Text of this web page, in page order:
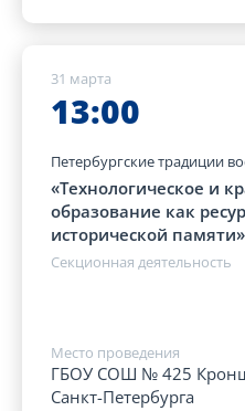
31 марта
13:00
Петербургские традиции
«Технологическое и
образование как
исторической памяти»
Секционная деятельность
Место проведения
ГБОУ СОШ № 425
Санкт-Петербурга